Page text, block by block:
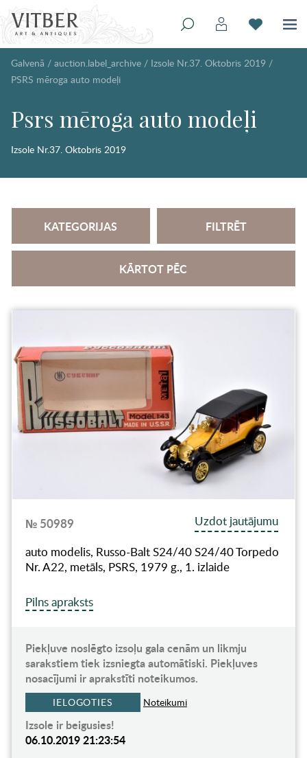
Galvenā / auction.label_archive / Izsole Nr.37. Oktobris 2019 /
PSRS mēroga auto modeļi
Psrs mēroga auto modeļi
Izsole Nr.37. Oktobris 2019
KATEGORIJAS FILTRĒT
KĀRTOT PĒC
№ 50989
Uzdot jautājumu
auto modelis, Russo-Balt S24/40 S24/40 Torpedo
Nr. A22, metāls, PSRS, 1979 g., 1. izlaide
Pilns apraksts
Piekļuve noslēgto izsoļu gala cenām un likmju
sarakstiem tiek izsniegta automātiski. Piekļuves
nosacījumi ir aprakstīti noteikumos.
IELOGOTIES Noteikumi
Izsole ir beigusies!
06.10.2019 21:23:54